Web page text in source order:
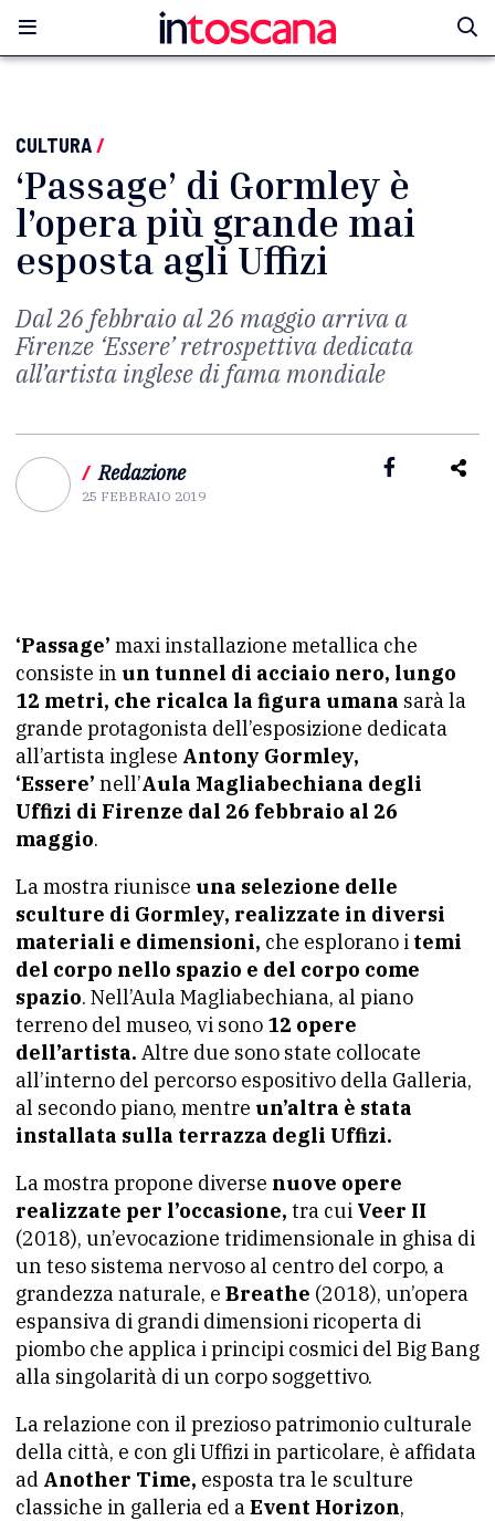
CULTURA/
‘Passage’ di Gormley è
l’opera più grande mai
esposta agli Uffizi
Dal 26 febbraio al 26 maggio arriva a
Firenze ‘Essere’ retrospettiva dedicata
all’artista inglese di fama mondiale
/ Redazione
25 FEBBRAIO 2019
‘Passage’ maxi installazione metallica che
consiste in un tunnel di acciaio nero, lungo
12 metri, che ricalca la figura umana sarà la
grande protagonista dell’esposizione dedicata
all’artista inglese Antony Gormley,
‘Essere’ nell’Aula Magliabechiana degli
Uffizi di Firenze dal 26 febbraio al 26
maggio.
La mostra riunisce una selezione delle
sculture di Gormley, realizzate in diversi
materiali e dimensioni, che esplorano i temi
del corpo nello spazio e del corpo come
spazio. Nell’Aula Magliabechiana, al piano
terreno del museo, vi sono 12 opere
dell’artista. Altre due sono state collocate
all’interno del percorso espositivo della Galleria,
al secondo piano, mentre un’altra è stata
installata sulla terrazza degli Uffizi.
La mostra propone diverse nuove opere
realizzate per l’occasione, tra cui Veer II
(2018), un’evocazione tridimensionale in ghisa di
un teso sistema nervoso al centro del corpo, a
grandezza naturale, e Breathe (2018), un’opera
espansiva di grandi dimensioni ricoperta di
piombo che applica i principi cosmici del Big Bang
alla singolarità di un corpo soggettivo.
La relazione con il prezioso patrimonio culturale
della città, e con gli Uffizi in particolare, è affidata
ad Another Time, esposta tra le sculture
classiche in galleria ed aEvent Horizon,